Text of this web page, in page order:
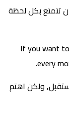
تتمتع بكل لحظة
If you want
every
ولكن اهتم